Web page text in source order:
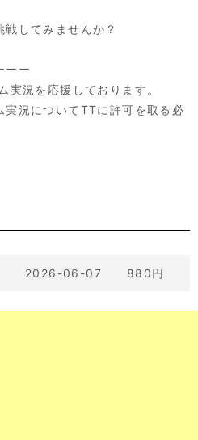
してみませんか？
ーー
実況を応援しております。
実況についてTTに許可を取る必
2026-06-07 880円